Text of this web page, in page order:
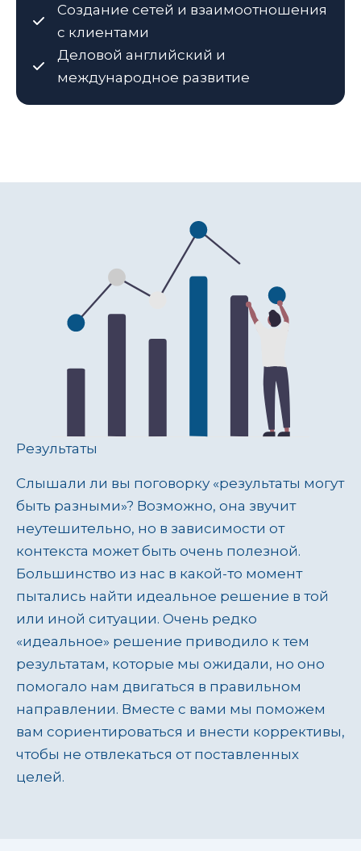
Создание сетей и взаимоотношения
с клиентами
Деловой английский и
международное развитие
Результаты
Слышали ли вы поговорку «результаты могут
быть разными»? Возможно, она звучит
неутешительно, но в зависимости от
контекста может быть очень полезной.
Большинство из нас в какой-то момент
пытались найти идеальное решение в той
или иной ситуации. Очень редко
«идеальное» решение приводило к тем
результатам, которые мы ожидали, но оно
помогало нам двигаться в правильном
направлении. Вместе с вами мы поможем
вам сориентироваться и внести коррективы,
чтобы не отвлекаться от поставленных
целей.